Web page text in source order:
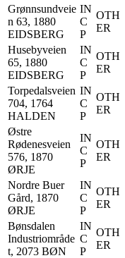
Grønnsundveie
n 63, 1880
EIDSBERG
IN
C
P
OTH
ER
Husebyveien
65, 1880
EIDSBERG
IN
C
P
OTH
ER
Torpedalsveien
704, 1764
HALDEN
IN
C
P
OTH
ER
Østre
Rødenesveien
576, 1870
ØRJE
IN
C
P
OTH
ER
Nordre Buer
Gård, 1870
ØRJE
IN
C
P
OTH
ER
Bønsdalen
Industriområde
t, 2073 BØN
IN
C
P
OTH
ER